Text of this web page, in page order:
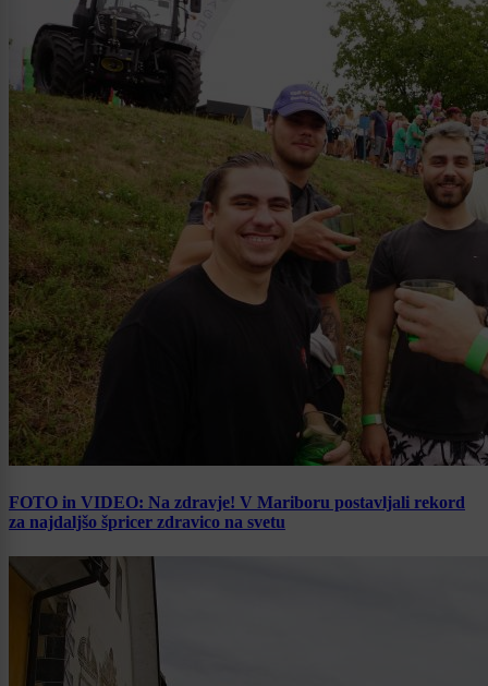
FOTO in VIDEO: Na zdravje! V Mariboru postavljali rekord
za najdaljšo špricer zdravico na svetu